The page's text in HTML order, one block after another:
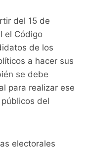
del 15 de
el Código
de los
a hacer sus
se debe
para realizar ese
del
electorales